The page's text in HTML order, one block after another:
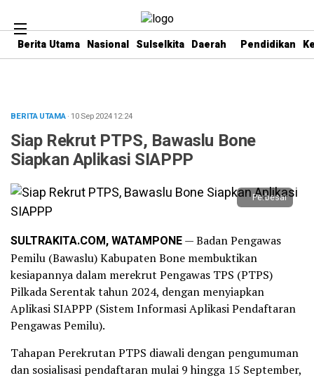
Berita Utama Nasional Sulselkita Daerah Pendidikan
BERITA UTAMA· 10 Sep 202412:24
Siap Rekrut PTPS, Bawaslu Bone
Siapkan Aplikasi SIAPPP
Perbesar
SULTRAKITA.COM, WATAMPONE— Badan Pengawas
Pemilu (Bawaslu) Kabupaten Bone membuktikan
kesiapannya dalam merekrut Pengawas TPS (PTPS)
Pilkada Serentak tahun 2024, dengan menyiapkan
Aplikasi SIAPPP (Sistem Informasi Aplikasi Pendaftaran
Pengawas Pemilu).
Tahapan Perekrutan PTPS diawali dengan pengumuman
dan sosialisasi pendaftaran mulai 9 hingga 15 September,